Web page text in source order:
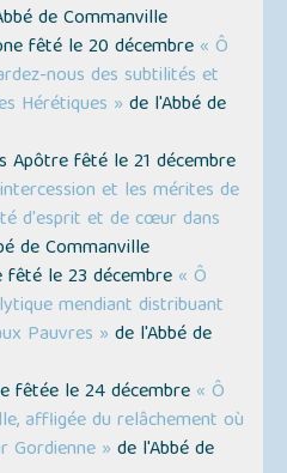
de Commanville
fêté le 20 décembre « Ô
nous des subtilités et
Hérétiques » de l'Abbé de
Apôtre fêté le 21 décembre
et les mérites de
d'esprit et de cœur dans
de Commanville
fêté le 23 décembre « Ô
mendiant distribuant
Pauvres » de l'Abbé de
fêtée le 24 décembre « Ô
affligée du relâchement où
» de l'Abbé de